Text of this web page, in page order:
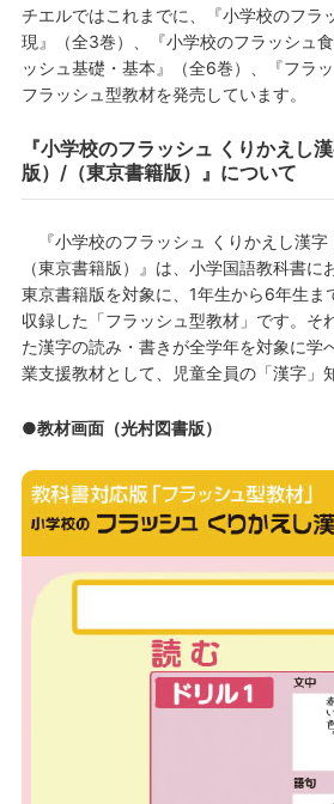
チエルではこれまでに、『小学校のフラ
現』（全3巻）、『小学校のフラッシュ
ッシュ基礎・基本』（全6巻）、『フラ
フラッシュ型教材を発売しています。
『小学校のフラッシュ くりかえし
版）/（東京書籍版）』について
『小学校のフラッシュ くりかえし漢字
（東京書籍版）』は、小学国語教科書に
東京書籍版を対象に、1年生から6年生ま
収録した「フラッシュ型教材」です。そ
た漢字の読み・書きが全学年を対象に学
業支援教材として、児童全員の「漢字」
●教材画面（光村図書版）